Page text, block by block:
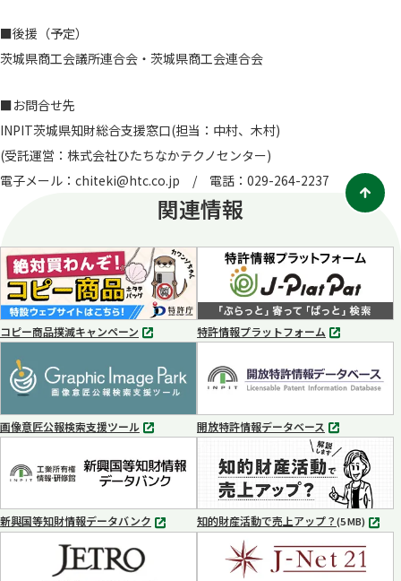
■後援（予定）
茨城県商工会議所連合会・茨城県商工会連合会
■お問合せ先
INPIT茨城県知財総合支援窓口(担当：中村、木村)
(受託運営：株式会社ひたちなかテクノセンター)
電子メール：chiteki@htc.co.jp / 電話：029-264-2237
関連情報
コピー商品撲滅キャンペーン
別
で
開
く
特許情報プラットフォーム
別
ブ
で
く
画像意匠公報検索支援ツール
別
ブ
で
く
開放特許情報データベース
別
タ
ブ
で
開
く
新興国等知財情報データバンク
別
知的財産活動で売上アップ？(5 MB) MP4